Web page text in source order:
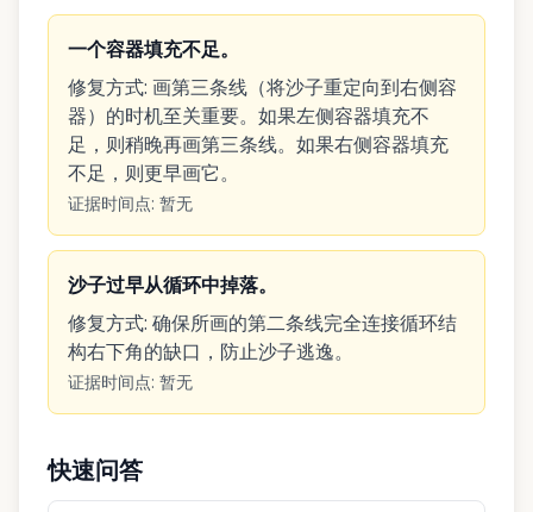
一个容器填充不足。
修复方式: 画第三条线（将沙子重定向到右侧容
器）的时机至关重要。如果左侧容器填充不
足，则稍晚再画第三条线。如果右侧容器填充
不足，则更早画它。
证据时间点: 暂无
沙子过早从循环中掉落。
修复方式: 确保所画的第二条线完全连接循环结
构右下角的缺口，防止沙子逃逸。
证据时间点: 暂无
快速问答